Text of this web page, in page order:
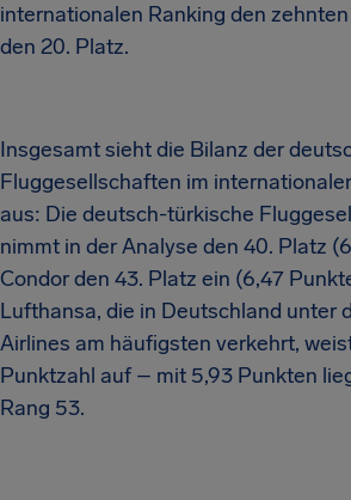
internationalen Ranking den
den 20. Platz.
Insgesamt sieht die Bilanz der
Fluggesellschaften im
aus: Die deutsch-türkische
nimmt in der Analyse den 40. Platz
Condor den 43. Platz ein (6,47
Lufthansa, die in Deutschland unter
Airlines am häufigsten verkehrt,
Punktzahl auf – mit 5,93 Punkten
Rang 53.